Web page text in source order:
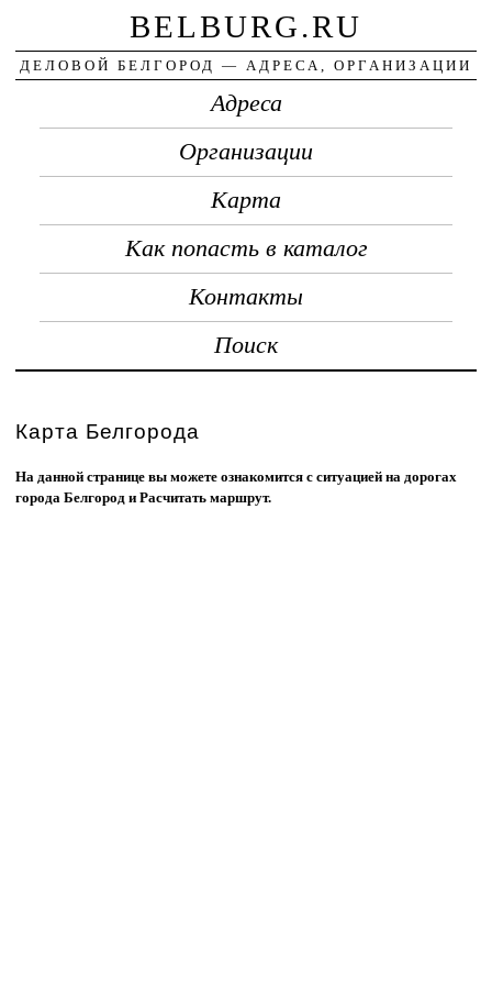
BELBURG.RU
ДЕЛОВОЙ БЕЛГОРОД — АДРЕСА, ОРГАНИЗАЦИИ
Адреса
Организации
Карта
Как попасть в каталог
Контакты
Поиск
Карта Белгорода
На данной странице вы можете ознакомится с ситуацией на дорогах
города Белгород и Расчитать маршрут.